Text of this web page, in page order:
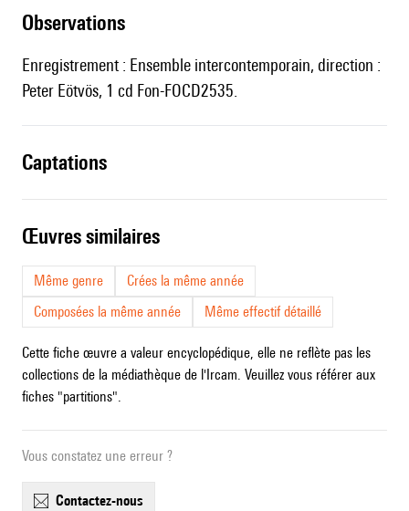
observations
Enregistrement : Ensemble intercontemporain, direction :
Peter Eötvös, 1 cd Fon-FOCD2535.
captations
œuvres similaires
Même genre
Crées la même année
Composées la même année
Même effectif détaillé
Cette fiche œuvre a valeur encyclopédique, elle ne reflète pas les
collections de la médiathèque de l'Ircam. Veuillez vous référer aux
fiches "partitions".
Vous constatez une erreur ?
contactez-nous